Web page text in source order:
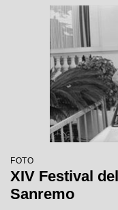
FOTO
XIV Festival
Sanremo